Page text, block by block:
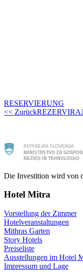
RESERVIERUNG
<< Zurück
Die Investition wird von
Hotel Mitra
Vorstellung der Zimmer
Hotelveranstaltungen
Mithras Garten
Story Hotels
Preiseliste
Ausstellungen im Hotel
Impressum und Lage